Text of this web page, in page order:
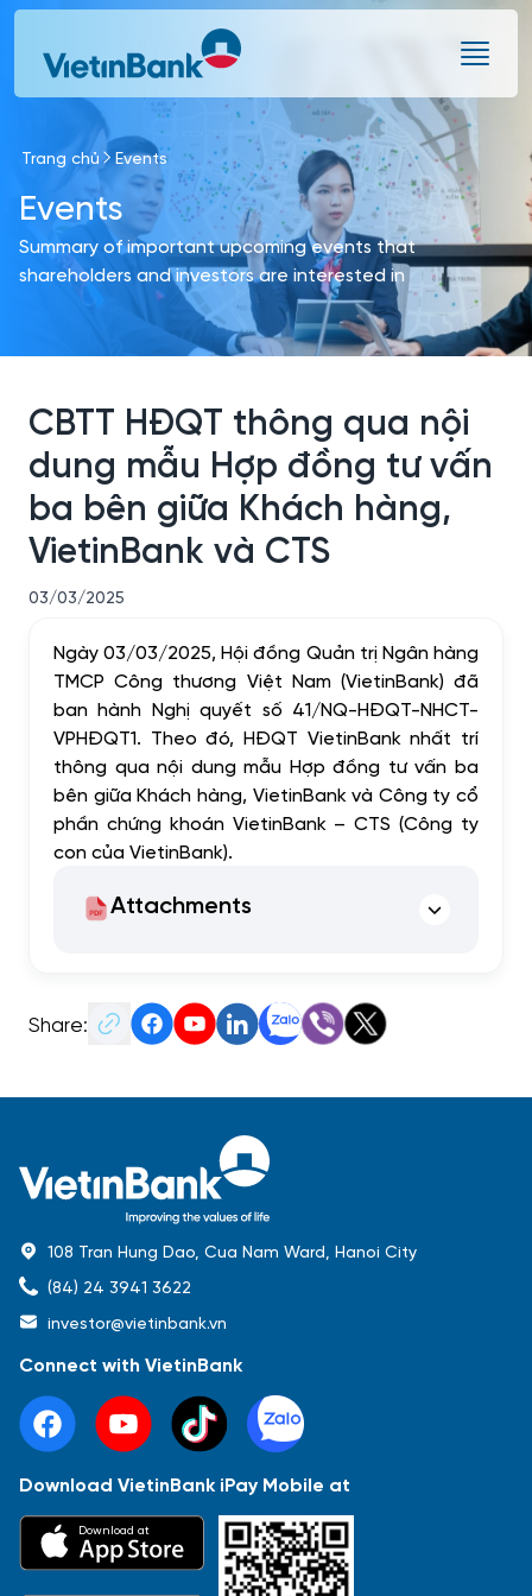
Skip to Main Content
Báo cáo tài chính Thông tin giao dịch
Sự kiện
Trang chủ Events
Events
Summary of important upcoming events that
shareholders and investors are interested in
CBTT HĐQT thông qua nội
dung mẫu Hợp đồng tư vấn
ba bên giữa Khách hàng,
VietinBank và CTS
03/03/2025
Ngày 03/03/2025, Hội đồng Quản trị Ngân hàng
TMCP Công thương Việt Nam (VietinBank) đã
ban hành Nghị quyết số 41/NQ-HĐQT-NHCT-
VPHĐQT1. Theo đó, HĐQT VietinBank nhất trí
thông qua nội dung mẫu Hợp đồng tư vấn ba
bên giữa Khách hàng, VietinBank và Công ty cổ
phần chứng khoán VietinBank – CTS (Công ty
con của VietinBank).
Attachments
Share:
108 Tran Hung Dao, Cua Nam Ward, Hanoi City
(84) 24 3941 3622
investor@vietinbank.vn
Connect with VietinBank
Download VietinBank iPay Mobile at
Download at